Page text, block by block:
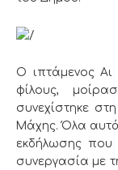
O ιπτάμενος Αι
φίλους,
συνεχίστηκε
Μάχης. Όλα
εκδήλωσης που
συνεργασία με